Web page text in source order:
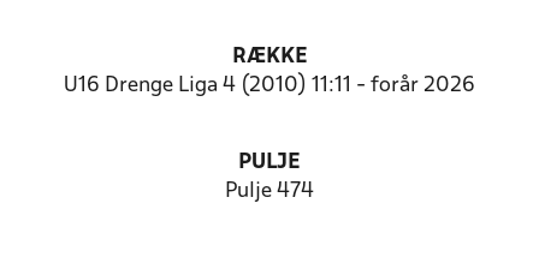
RÆKKE
U16 Drenge Liga 4 (2010) 11:11 - forår 2026
PULJE
Pulje 474